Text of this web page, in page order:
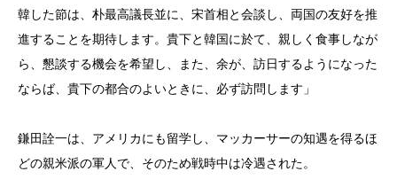
韓した節は、朴最高議長並に、宋首相と会談し、両国の友好を推
進することを期待します。貴下と韓国に於て、親しく食事しなが
ら、懇談する機会を希望し、また、余が、訪日するようになった
ならば、貴下の都合のよいときに、必ず訪問します」
鎌田詮一は、アメリカにも留学し、マッカーサーの知遇を得るほ
どの親米派の軍人で、そのため戦時中は冷遇された。